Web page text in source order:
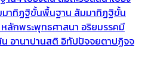
าทิฏฐิขั้นพื้นฐาน สัมมาทิฏฐิขั้น
หลักพระพุทธศาสนา อริยมรรคมี
อานาปานสติ อิทัปปัจจยตาปฏิจจ